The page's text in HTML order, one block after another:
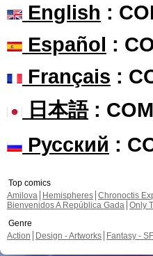
English :
Español :
Français :
日本語:
Русский :
Top comics
Amilova
Hemispheres Chronoctis
Bienvenidos A República Gada Only
Genre
Action
Design - Artworks Fantasy - SF